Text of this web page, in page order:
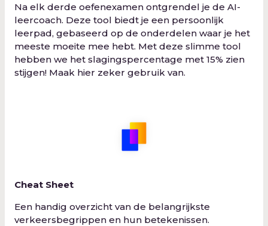
Na elk derde oefenexamen ontgrendel je de AI-
leercoach. Deze tool biedt je een persoonlijk
leerpad, gebaseerd op de onderdelen waar je het
meeste moeite mee hebt. Met deze slimme tool
hebben we het slagingspercentage met 15% zien
stijgen! Maak hier zeker gebruik van.
Cheat Sheet
Een handig overzicht van de belangrijkste
verkeersbegrippen en hun betekenissen.